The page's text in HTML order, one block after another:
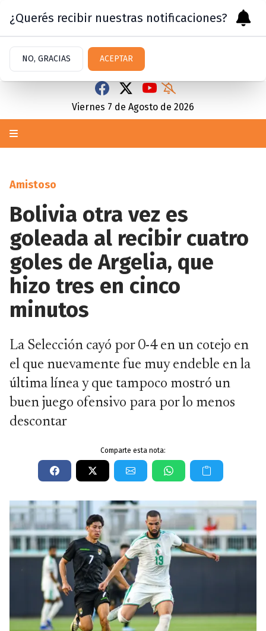
Viernes 7 de Agosto de 2026
Amistoso
Bolivia otra vez es
goleada al recibir cuatro
goles de Argelia, que
hizo tres en cinco
minutos
La Selección cayó por 0-4 en un cotejo en
el que nuevamente fue muy endeble en la
última línea y que tampoco mostró un
buen juego ofensivo para por lo menos
descontar
Comparte esta nota:
¿Querés recibir nuestras notificaciones?
NO, GRACIAS ACEPTAR